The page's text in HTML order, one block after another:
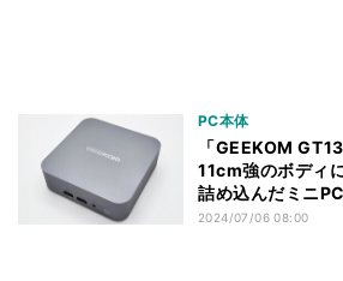
PC本体
「GEEKOM
11cm強のボデ
詰め込んだミニPC
2024/07/06 08:00